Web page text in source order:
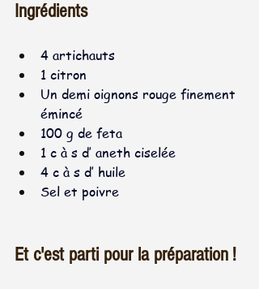
Ingrédients
4 artichauts
1 citron
Un demi oignons rouge finement
émincé
100 g de feta
1 c à s d’ aneth ciselée
4 c à s d’ huile
Sel et poivre
Et c'est parti pour la préparation !